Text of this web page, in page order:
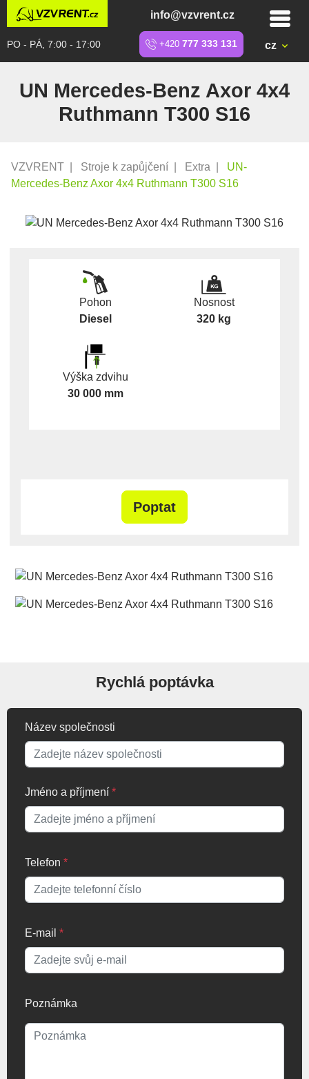
info@vzvrent.cz
PO - PÁ, 7:00 - 17:00 +420 777 333 131 cz
UN Mercedes-Benz Axor 4x4
Ruthmann T300 S16
VZVRENT Stroje k zapůjčení Extra
UN-
Mercedes-Benz Axor 4x4 Ruthmann T300 S16
Pohon
Diesel
Nosnost
320 kg
Výška zdvihu
30 000 mm
Poptat
Rychlá poptávka
Název společnosti
Jméno a příjmení *
Telefon *
E-mail *
Poznámka